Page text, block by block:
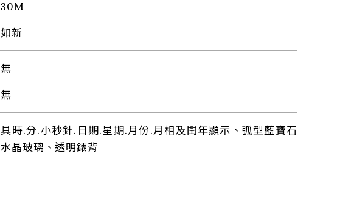
30M
如新
無
無
具時.分.小秒針.日期.星期.月份.月相及閏年顯示、弧型藍寶石
水晶玻璃、透明錶背